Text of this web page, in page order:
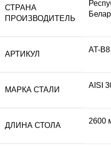
СТРАНА
ПРОИЗВОДИТЕЛЬ
АРТИКУЛ
AT-
МАРКА СТАЛИ
AISI
ДЛИНА СТОЛА
2600